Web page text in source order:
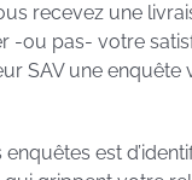
recevez une
-ou pas- votre
SAV une enquête
est